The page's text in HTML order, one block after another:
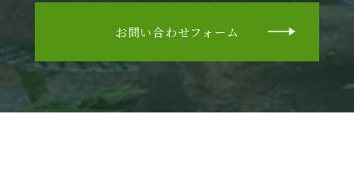
お問い合わせフォーム